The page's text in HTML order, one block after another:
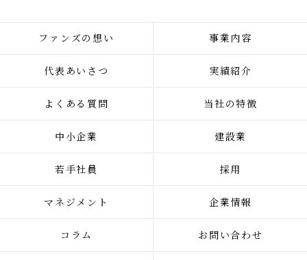
ファンズの想い 事業内容
代表あいさつ 実績紹介
よくある質問 当社の特徴
中小企業 建設業
若手社員 採用
マネジメント 企業情報
コラム お問い合わせ